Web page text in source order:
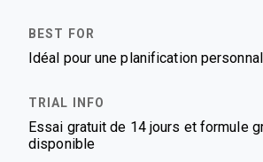
Idéal pour une planification
Essai gratuit de 14 jours et formule
disponible